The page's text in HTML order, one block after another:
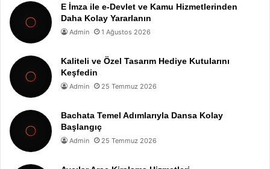
E İmza ile e-Devlet ve Kamu Hizmetlerinden
Daha Kolay Yararlanın
Admin 1 Ağustos 2026
Kaliteli ve Özel Tasarım Hediye Kutularını
Keşfedin
Admin 25 Temmuz 2026
Bachata Temel Adımlarıyla Dansa Kolay
Başlangıç
Admin 25 Temmuz 2026